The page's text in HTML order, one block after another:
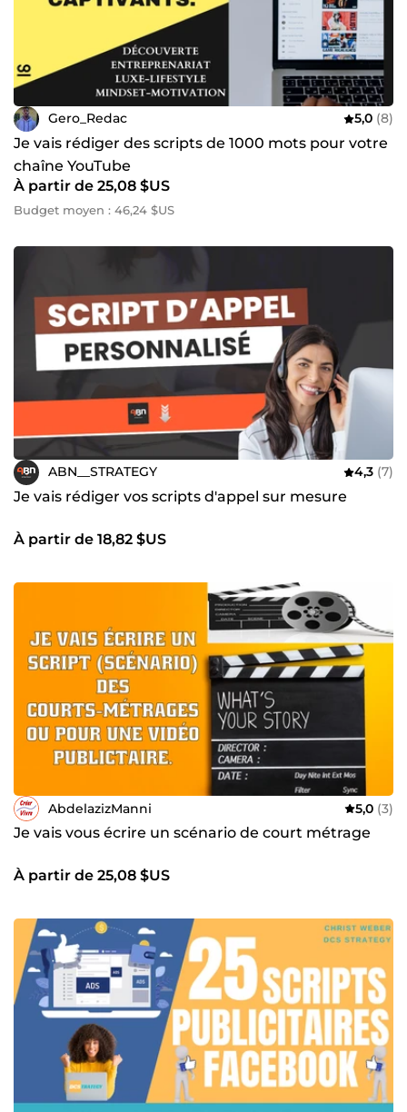
Gero_Redac 5,0 (8)
Je vais rédiger des scripts de 1000 mots pour votre
chaîne YouTube
À partir de 25,08 $US
Budget moyen : 46,24 $US
ABN__STRATEGY 4,3 (7)
Je vais rédiger vos scripts d'appel sur mesure
À partir de 18,82 $US
AbdelazizManni 5,0 (3)
Je vais vous écrire un scénario de court métrage
À partir de 25,08 $US